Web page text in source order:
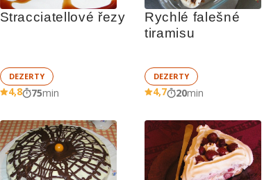
Stracciatellové řezy
DEZERTY
4,8 75min
Rychlé falešné
tiramisu
DEZERTY
4,7 20min